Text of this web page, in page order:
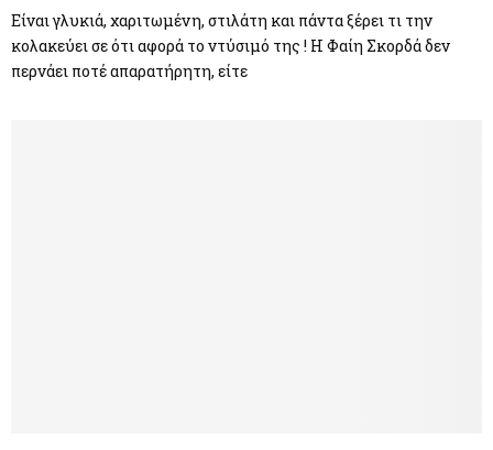
Είναι γλυκιά, χαριτωμένη, στιλάτη και πάντα ξέρει τι την
κολακεύει σε ότι αφορά το ντύσιμό της ! Η Φαίη Σκορδά δεν
περνάει ποτέ απαρατήρητη, είτε